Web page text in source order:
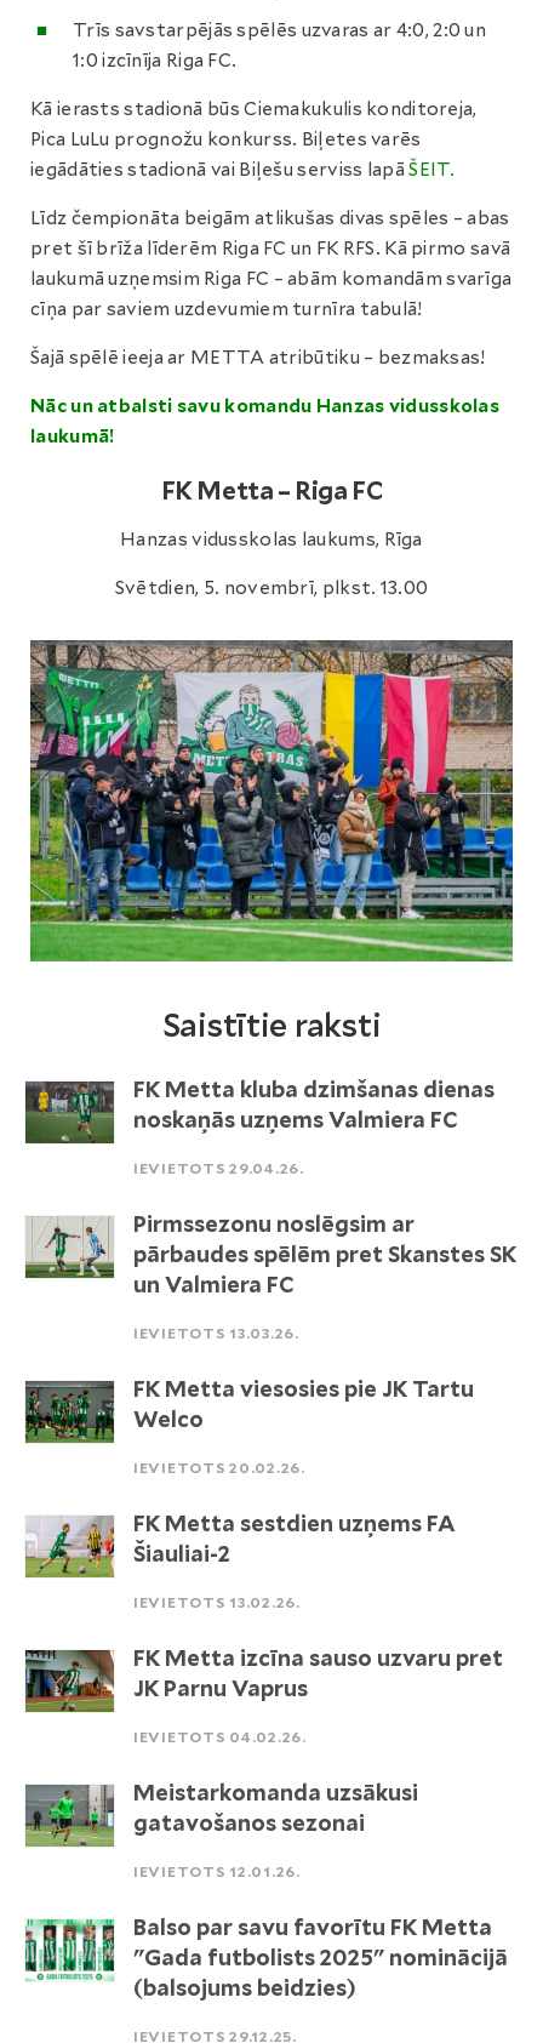
Trīs savstarpējās spēlēs uzvaras ar 4:0, 2:0 un
1:0 izcīnīja Riga FC.
Kā ierasts stadionā būs Ciemakukulis konditoreja,
Pica LuLu prognožu konkurss. Biļetes varēs
iegādāties stadionā vai Biļešu serviss lapāŠEIT.
Līdz čempionāta beigām atlikušas divas spēles – abas
pret šī brīža līderēm Riga FC un FK RFS. Kā pirmo savā
laukumā uzņemsim Riga FC – abām komandām svarīga
cīņa par saviem uzdevumiem turnīra tabulā!
Šajā spēlē ieeja ar METTA atribūtiku – bezmaksas!
Nāc un atbalsti savu komandu Hanzas vidusskolas
laukumā!
FK Metta – Riga FC
Hanzas vidusskolas laukums, Rīga
Svētdien, 5. novembrī, plkst. 13.00
Saistītie raksti
FK Metta kluba dzimšanas dienas
noskaņās uzņems Valmiera FC
IEVIETOTS 29.04.26.
Pirmssezonu noslēgsim ar
pārbaudes spēlēm pret Skanstes SK
un Valmiera FC
IEVIETOTS 13.03.26.
FK Metta viesosies pie JK Tartu
Welco
IEVIETOTS 20.02.26.
FK Metta sestdien uzņems FA
Šiauliai-2
IEVIETOTS 13.02.26.
FK Metta izcīna sauso uzvaru pret
JK Parnu Vaprus
IEVIETOTS 04.02.26.
Meistarkomanda uzsākusi
gatavošanos sezonai
IEVIETOTS 12.01.26.
Balso par savu favorītu FK Metta
"Gada futbolists 2025" nominācijā
(balsojums beidzies)
IEVIETOTS 29.12.25.